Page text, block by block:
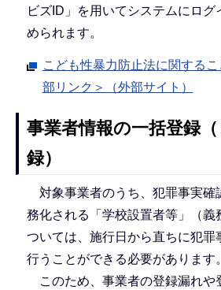
ビズID」を用いてシステムにログ
められます。
こども性暴力防止法に関する
部リンク＞（外部サイト）
事業者情報の一括登録
録）
対象事業者のうち、犯罪事実確
務化される「学校設置者等」（義
ついては、施行日から直ちに犯罪
行うことができる必要があります。
このため、事業者の登録漏れや